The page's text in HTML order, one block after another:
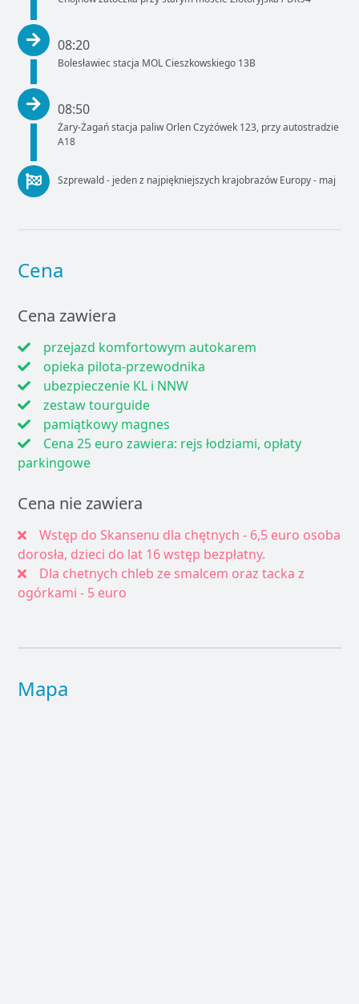
08:20
Bolesławiec stacja MOL Cieszkowskiego 13B
08:50
Żary-Żagań stacja paliw Orlen Czyżówek 123, przy autostradzie
A18
Szprewald - jeden z najpiękniejszych krajobrazów Europy - maj
Cena
Cena zawiera
przejazd komfortowym autokarem
opieka pilota-przewodnika
ubezpieczenie KL i NNW
zestaw tourguide
pamiątkowy magnes
Cena 25 euro zawiera: rejs łodziami, opłaty
parkingowe
Cena nie zawiera
Wstęp do Skansenu dla chętnych - 6,5 euro osoba
dorosła, dzieci do lat 16 wstęp bezpłatny.
Dla chetnych chleb ze smalcem oraz tacka z
ogórkami - 5 euro
Mapa